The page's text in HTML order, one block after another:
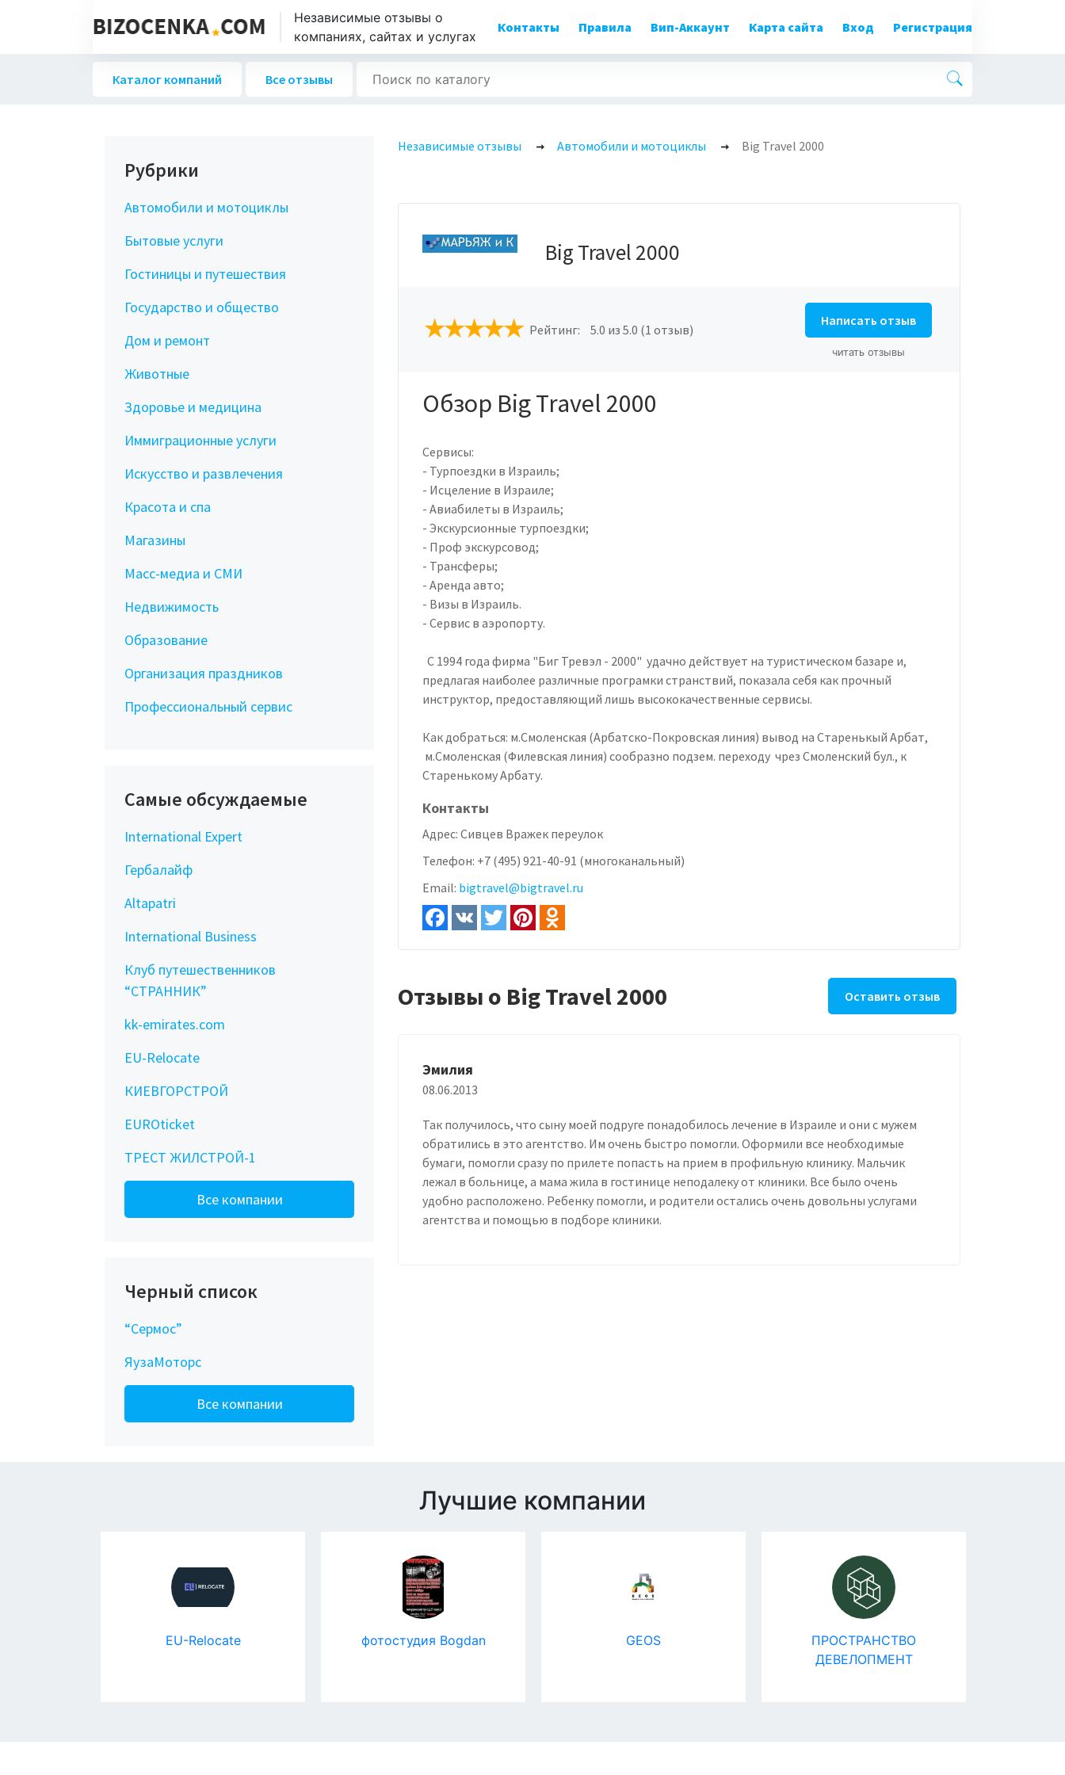
Независимые отзывы о
компаниях, сайтах и услугах
Контакты Правила Вип-Аккаунт Карта сайта Вход Регистрация
Каталог компаний Все отзывы
Независимые отзывы Автомобили и мотоциклы Big Travel 2000
Big Travel 2000
Рейтинг: 5.0 из 5.0 (1 отзыв)
Написать отзыв
читать отзывы
Обзор Big Travel 2000
Сервисы:
- Турпоездки в Израиль;
- Исцеление в Израиле;
- Авиабилеты в Израиль;
- Экскурсионные турпоездки;
- Проф экскурсовод;
- Трансферы;
- Аренда авто;
- Визы в Израиль.
- Сервис в аэропорту.
С 1994 года фирма "Биг Тревэл - 2000" удачно действует на туристическом базаре и,
предлагая наиболее различные програмки странствий, показала себя как прочный
инструктор, предоставляющий лишь высококачественные сервисы.
Как добраться: м.Смоленская (Арбатско-Покровская линия) вывод на Старенькый Арбат,
м.Смоленская (Филевская линия) сообразно подзем. переходу чрез Смоленский бул., к
Старенькому Арбату.
Контакты
Адрес: Сивцев Вражек переулок
Телефон: +7 (495) 921-40-91 (многоканальный)
Email: bigtravel@bigtravel.ru
Отзывы о Big Travel 2000 Оставить отзыв
Эмилия
08.06.2013
Так получилось, что сыну моей подруге понадобилось лечение в Израиле и они с мужем
обратились в это агентство. Им очень быстро помогли. Оформили все необходимые
бумаги, помогли сразу по прилете попасть на прием в профильную клинику. Мальчик
лежал в больнице, а мама жила в гостинице неподалеку от клиники. Все было очень
удобно расположено. Ребенку помогли, и родители остались очень довольны услугами
агентства и помощью в подборе клиники.
Рубрики
Автомобили и мотоциклы
Бытовые услуги
Гостиницы и путешествия
Государство и общество
Дом и ремонт
Животные
Здоровье и медицина
Иммиграционные услуги
Искусство и развлечения
Красота и спа
Магазины
Масс-медиа и СМИ
Недвижимость
Образование
Организация праздников
Профессиональный сервис
Самые обсуждаемые
International Expert
Гербалайф
Altapatri
International Business
Клуб путешественников
“СТРАННИК”
kk-emirates.com
EU-Relocate
КИЕВГОРСТРОЙ
EUROticket
ТРЕСТ ЖИЛСТРОЙ-1
Все компании
Черный список
“Сермос”
ЯузаМоторс
Все компании
Лучшие компании
фотостудия Bogdan
ПРОСТРАНСТВО
ДЕВЕЛОПМЕНТ